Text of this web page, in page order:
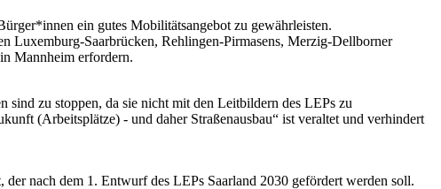
ein gutes Mobilitätsangebot zu gewährleisten.
Luxemburg-Saarbrücken, Rehlingen-Pirmasens, Merzig-Dellborner
Mannheim erfordern.
zu stoppen, da sie nicht mit den Leitbildern des LEPs zu
(Arbeitsplätze) - und daher Straßenausbau“ ist veraltet und verhindert
der nach dem 1. Entwurf des LEPs Saarland 2030 gefördert werden soll.